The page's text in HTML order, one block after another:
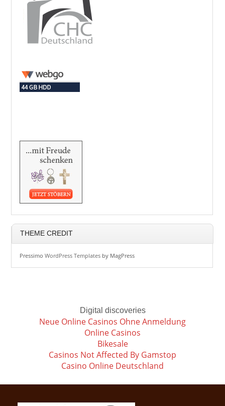
THEME CREDIT
PressimoWordPress Templates by MagPress
Digital discoveries
Neue Online Casinos Ohne Anmeldung
Online Casinos
Bikesale
Casinos Not Affected By Gamstop
Casino Online Deutschland